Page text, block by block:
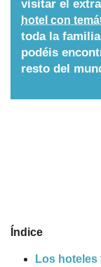
Nombres
Cuentos
visitar el
hotel con
toda la
podéis
resto del
Índice
Los